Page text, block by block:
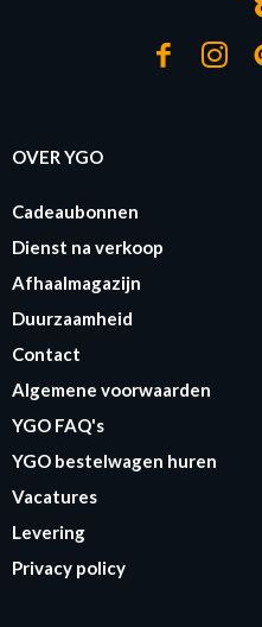
OVER YGO
Cadeaubonnen
Dienst na verkoop
Afhaalmagazijn
Duurzaamheid
Contact
Algemene voorwaarden
YGO FAQ's
YGO bestelwagen huren
Vacatures
Levering
Privacy policy